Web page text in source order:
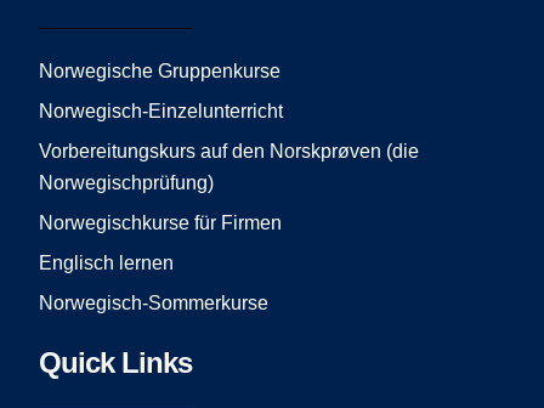
o
o
g
r
m
e
Norwegische Gruppenkurse
Norwegisch-Einzelunterricht
Vorbereitungskurs auf den Norskprøven (die
Norwegischprüfung)
Norwegischkurse für Firmen
Englisch lernen
Norwegisch-Sommerkurse
Quick Links